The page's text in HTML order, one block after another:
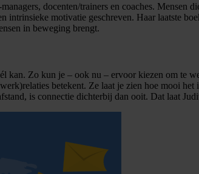
docenten/trainers en coaches. Mensen
motivatie geschreven. Haar laatste
in beweging brengt.
kan. Zo kun je – ook nu – ervoor kiezen om te
betekent. Ze laat je zien hoe mooi het
is connectie dichterbij dan ooit. Dat laat